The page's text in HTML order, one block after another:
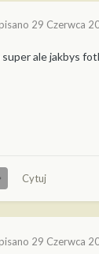
29 Czerwca
super ale jakbys
Cytuj
29 Czerwca